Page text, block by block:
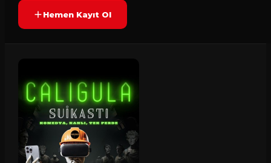
Hemen Kayıt Ol